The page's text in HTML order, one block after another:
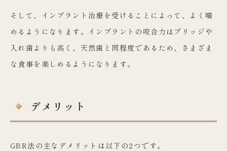
そして、インプラント治療を受けることによって、よく噛
めるようになります。インプラントの咬合力はブリッジや
入れ歯よりも高く、天然歯と同程度であるため、さまざま
な食事を楽しめるようになります。
デメリット
GBR法の主なデメリットは以下の2つです。